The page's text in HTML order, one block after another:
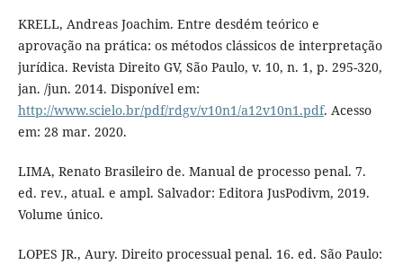
KRELL, Andreas Joachim. Entre desdém teórico e
aprovação na prática: os métodos clássicos de interpretação
jurídica. Revista Direito GV, São Paulo, v. 10, n. 1, p. 295-320,
jan. /jun. 2014. Disponível em:
http://www.scielo.br/pdf/rdgv/v10n1/a12v10n1.pdf. Acesso
em: 28 mar. 2020.
LIMA, Renato Brasileiro de. Manual de processo penal. 7.
ed. rev., atual. e ampl. Salvador: Editora JusPodivm, 2019.
Volume único.
LOPES JR., Aury. Direito processual penal. 16. ed. São Paulo: